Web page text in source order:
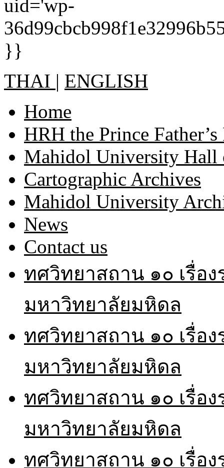
THAI | ENGLISH
Home
HRH the Prince
Mahidol University Hall
Cartographic Archives
Mahidol University
News
Contact us
ทศวิทยาสถาน ๑๐ เรื่อ
มหาวิทยาลัยมหิดล
ทศวิทยาสถาน ๑๐ เรื่อ
มหาวิทยาลัยมหิดล
ทศวิทยาสถาน ๑๐ เรื่อ
มหาวิทยาลัยมหิดล
ทศวิทยาสถาน ๑๐ เรื่อ